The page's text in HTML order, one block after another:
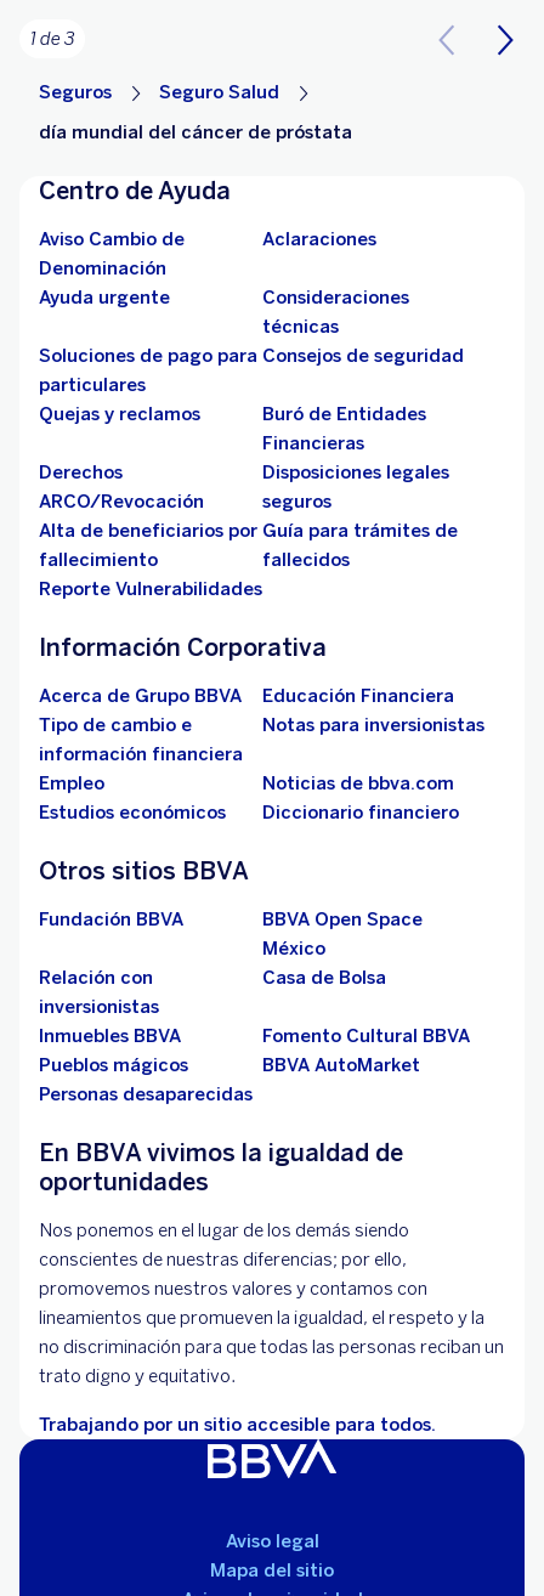
1 de 3
Seguros
Seguro Salud
día mundial del cáncer de próstata
Centro de Ayuda
Aviso Cambio de
Denominación
Aclaraciones
Ayuda urgente
Consideraciones
técnicas
Soluciones de pago para
particulares
Consejos de seguridad
Quejas y reclamos
Buró de Entidades
Financieras
Derechos
ARCO/Revocación
Disposiciones legales
seguros
Alta de beneficiarios por
fallecimiento
Guía para trámites de
fallecidos
Reporte Vulnerabilidades
Información Corporativa
Acerca de Grupo BBVA
Educación Financiera
Tipo de cambio e
información financiera
Notas para inversionistas
Empleo
Noticias de bbva.com
Estudios económicos
Diccionario financiero
Otros sitios BBVA
Fundación BBVA
BBVA Open Space
México
Relación con
inversionistas
Casa de Bolsa
Inmuebles BBVA
Fomento Cultural BBVA
Pueblos mágicos
BBVA AutoMarket
Personas desaparecidas
En BBVA vivimos la igualdad de
oportunidades
Nos ponemos en el lugar de los demás siendo
conscientes de nuestras diferencias; por ello,
promovemos nuestros valores y contamos con
lineamientos que promueven la igualdad, el respeto y la
no discriminación para que todas las personas reciban un
trato digno y equitativo.
Trabajando por un sitio accesible para todos.
Aviso legal
Mapa del sitio